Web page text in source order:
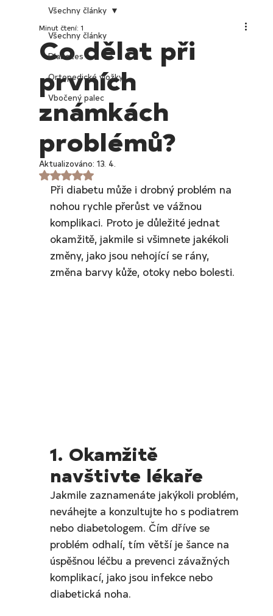
Všechny články
Diabetes
Ortopedické vložky
Vbočený palec
Všechny články
Co dělat při
prvních
známkách
problémů?
Minut čtení: 1
Aktualizováno:13. 4.
Hodnoceno NaN z 5 hvězdiček.
Při diabetu může i drobný problém na
nohou rychle přerůst ve vážnou
komplikaci. Proto je důležité jednat
okamžitě, jakmile si všimnete jakékoli
změny, jako jsou nehojící se rány,
změna barvy kůže, otoky nebo bolesti.
1. Okamžitě
navštivte lékaře
Jakmile zaznamenáte jakýkoli problém,
neváhejte a konzultujte ho s podiatrem
nebo diabetologem. Čím dříve se
problém odhalí, tím větší je šance na
úspěšnou léčbu a prevenci závažných
komplikací, jako jsou infekce nebo
diabetická noha.